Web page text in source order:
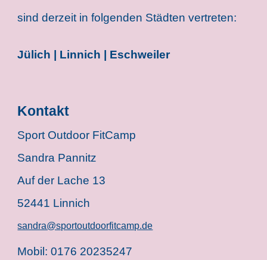
sind derzeit in folgenden Städten vertreten:
Jülich | Linnich | Eschweiler
Kontakt
Sport Outdoor FitCamp
Sandra Pannitz
Auf der Lache 13
52441 Linnich
sandra@sportoutdoorfitcamp.de
Mobil: 0176 20235247